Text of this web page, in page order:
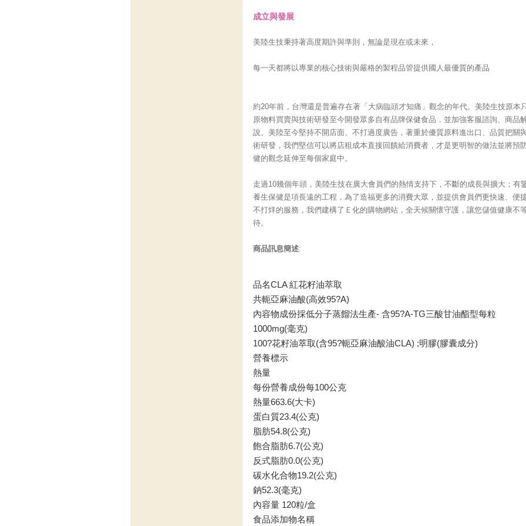
成立與發展
美陸生技秉持著高度期許與準則，無論是現在或未來，
每一天都將以專業的核心技術與嚴格的製程品管提供國人最優質的產品
約20年前，台灣還是普遍存在著「大病臨頭才知痛」觀念的年代。美陸生技原本
原物料買賣與技術研發至今開發眾多自有品牌保健食品，並加強客服諮詢、商品
說。美陸至今堅持不開店面、不打過度廣告，著重於優質原料進出口、品質把關
術研發，我們堅信可以將店租成本直接回饋給消費者，才是更明智的做法並將預
健的觀念延伸至每個家庭中。
走過10幾個年頭，美陸生技在廣大會員們的熱情支持下，不斷的成長與擴大；有
養生保健是項長遠的工程，為了造福更多的消費大眾，並提供會員們更快速、便捷
不打烊的服務，我們建構了Ｅ化的購物網站，全天候關懷守護，讓您儲值健康不
待。
商品訊息簡述:
品名CLA 紅花籽油萃取
共軛亞麻油酸(高效95?A)
內容物成份採低分子蒸餾法生產- 含95?A-TG三酸甘油酯型每粒
1000mg(毫克)
100?花籽油萃取(含95?軛亞麻油酸油CLA) ;明膠(膠囊成分)
營養標示
熱量
每份營養成份每100公克
熱量663.6(大卡)
蛋白質23.4(公克)
脂肪54.8(公克)
飽合脂肪6.7(公克)
反式脂肪0.0(公克)
碳水化合物19.2(公克)
鈉52.3(毫克)
內容量 120粒/盒
食品添加物名稱